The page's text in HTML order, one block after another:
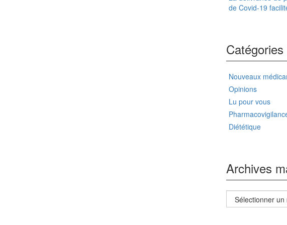
de Covid-19
Nouveaux
Opinions
Lu pour vous
Diététique
Archives
Archives
magazine